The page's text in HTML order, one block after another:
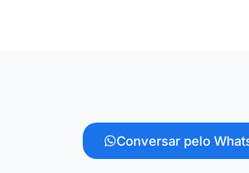
Conversar pelo